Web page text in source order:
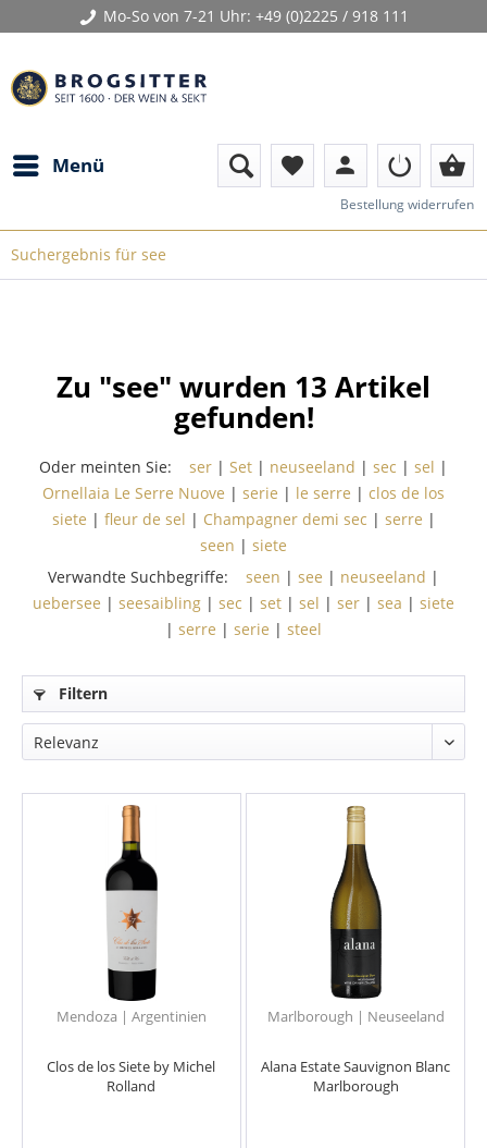
Mo-So von 7-21 Uhr: +49 (0)2225 / 918 111
Menü favorite person shopping_basket
Bestellung widerrufen
Suchergebnis für see
Zu "see" wurden 13 Artikel
gefunden!
Oder meinten Sie: ser | Set | neuseeland | sec | sel |
Ornellaia Le Serre Nuove | serie | le serre | clos de los
siete | fleur de sel | Champagner demi sec | serre |
seen | siete
Verwandte Suchbegriffe:
seen | see | neuseeland |
uebersee | seesaibling | sec | set | sel | ser | sea | siete
| serre | serie | steel
Filtern
Mendoza | Argentinien
Clos de los Siete by Michel
Rolland
Marlborough | Neuseeland
Alana Estate Sauvignon Blanc
Marlborough